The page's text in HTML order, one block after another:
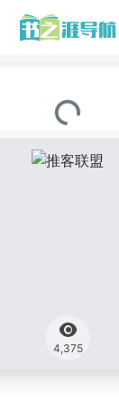
4,375